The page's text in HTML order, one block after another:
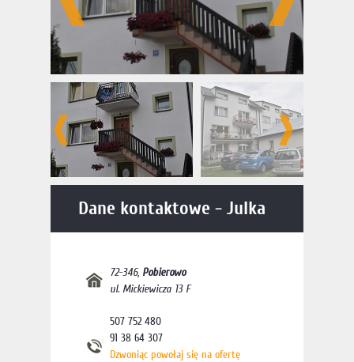
Dane kontaktowe - Julka
72-346, Pobierowo
ul. Mickiewicza 13 F
507 752 480
91 38 64 307
Dzwoniąc powołaj się na ofertę